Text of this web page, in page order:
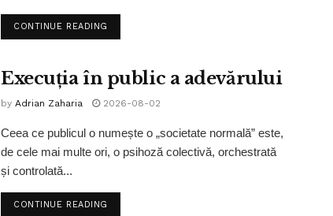
CONTINUE READING
Execuția în public a adevărului
by Adrian Zaharia 2026-08-02
Ceea ce publicul o numește o „societate normală” este,
de cele mai multe ori, o psihoză colectivă, orchestrată
și controlată...
CONTINUE READING